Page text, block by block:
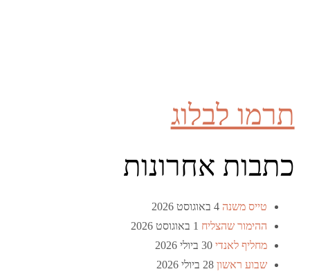
תרמו לבלוג
כתבות אחרונות
טייס משנה 4 באוגוסט 2026
ההימור שהצליח 1 באוגוסט 2026
מחליף לאנדי 30 ביולי 2026
שבוע ראשון 28 ביולי 2026